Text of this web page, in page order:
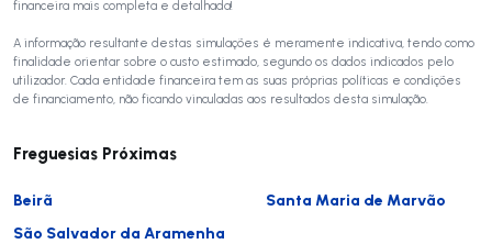
financeira mais completa e detalhada!
A informação resultante destas simulações é meramente indicativa, tendo como
finalidade orientar sobre o custo estimado, segundo os dados indicados pelo
utilizador. Cada entidade financeira tem as suas próprias políticas e condições
de financiamento, não ficando vinculadas aos resultados desta simulação.
Freguesias Próximas
Beirã
Santa Maria de Marvão
São Salvador da Aramenha